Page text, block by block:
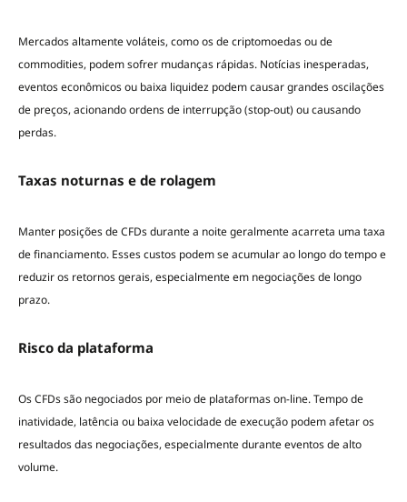
Mercados altamente voláteis, como os de criptomoedas ou de
commodities, podem sofrer mudanças rápidas. Notícias inesperadas,
eventos econômicos ou baixa liquidez podem causar grandes oscilações
de preços, acionando ordens de interrupção (stop-out) ou causando
perdas.
Taxas noturnas e de rolagem
Manter posições de CFDs durante a noite geralmente acarreta uma taxa
de financiamento. Esses custos podem se acumular ao longo do tempo e
reduzir os retornos gerais, especialmente em negociações de longo
prazo.
Risco da plataforma
Os CFDs são negociados por meio de plataformas on-line. Tempo de
inatividade, latência ou baixa velocidade de execução podem afetar os
resultados das negociações, especialmente durante eventos de alto
volume.